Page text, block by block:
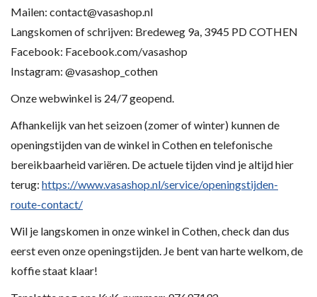
Mailen: contact@vasashop.nl
Langskomen of schrijven: Bredeweg 9a, 3945 PD COTHEN
Facebook: Facebook.com/vasashop
Instagram: @vasashop_cothen
Onze webwinkel is 24/7 geopend.
Afhankelijk van het seizoen (zomer of winter) kunnen de
openingstijden van de winkel in Cothen en telefonische
bereikbaarheid variëren. De actuele tijden vind je altijd hier
terug: https://www.vasashop.nl/service/openingstijden-
route-contact/
Wil je langskomen in onze winkel in Cothen, check dan dus
eerst even onze openingstijden. Je bent van harte welkom, de
koffie staat klaar!